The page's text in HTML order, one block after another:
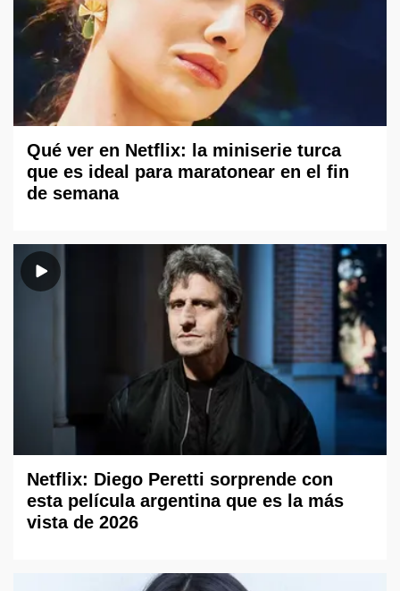
Qué ver en Netflix: la miniserie turca
que es ideal para maratonear en el fin
de semana
Netflix: Diego Peretti sorprende con
esta película argentina que es la más
vista de 2026